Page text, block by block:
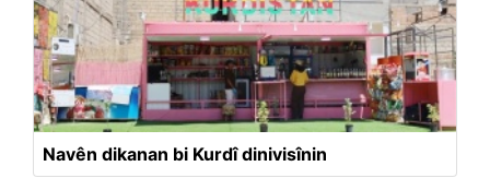
Navên dikanan bi Kurdî dinivisînin